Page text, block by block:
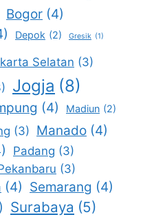
Bogor (4)
Depok (2) Gresik (1)
Selatan (3)
Jogja (8)
(4) Madiun (2)
(3) Manado (4)
Padang (3)
(3)
(4) Semarang (4)
Surabaya (5)